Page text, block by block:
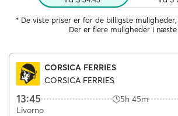
* De viste priser er for de billigste
Der er flere muligheder i
CORSICA FERRIES
CORSICA FERRIES
13:45 5h 45m
Livorno